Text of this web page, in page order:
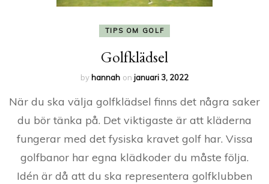
TIPS OM GOLF
Golfklädsel
by hannah on januari 3, 2022
När du ska välja golfklädsel finns det några saker
du bör tänka på. Det viktigaste är att kläderna
fungerar med det fysiska kravet golf har. Vissa
golfbanor har egna klädkoder du måste följa.
Idén är då att du ska representera golfklubben